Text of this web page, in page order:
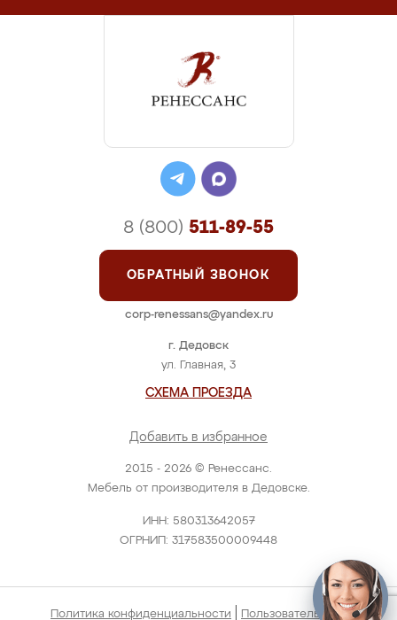
2015 - 2026 © Ренессанс.
Мебель от производителя в Дедовске.
ИНН: 580313642057
ОГРНИП: 317583500009448
г. Дедовск
ул. Главная, 3
СХЕМА ПРОЕЗДА
Добавить в избранное
8 (800) 511-89-55
ОБРАТНЫЙ ЗВОНОК
corp-renessans@yandex.ru
Политика конфиденциальности Пользовательское